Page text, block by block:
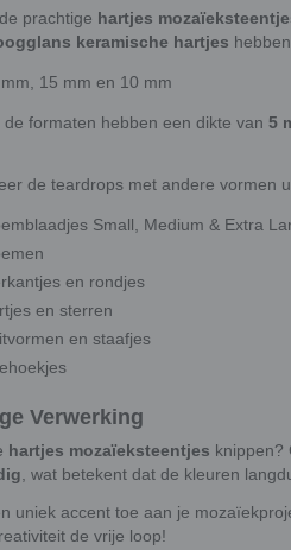
prachtige hartjes
keramische hartjes
15 mm en 10 mm
de formaten hebben een dikte van 5
de teardrops met andere vormen
Small, Medium & Extra
en rondjes
en sterren
en staafjes
Verwerking
hartjes mozaïeksteentjes knippen?
, wat betekent dat de kleuren
uniek accent toe aan je
de vrije loop!